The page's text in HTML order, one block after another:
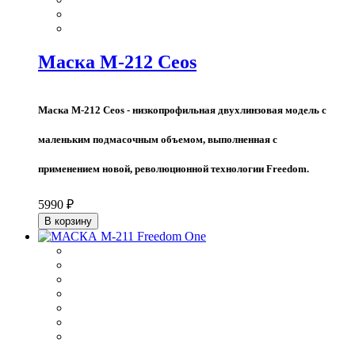
Маска M-212 Ceos
Маска M-212 Ceos - низкопрофильная двухлинзовая модель с
маленьким подмасочным объемом, выполненная с
применением новой, революционной технологии Freedom.
5990 ₽
В корзину